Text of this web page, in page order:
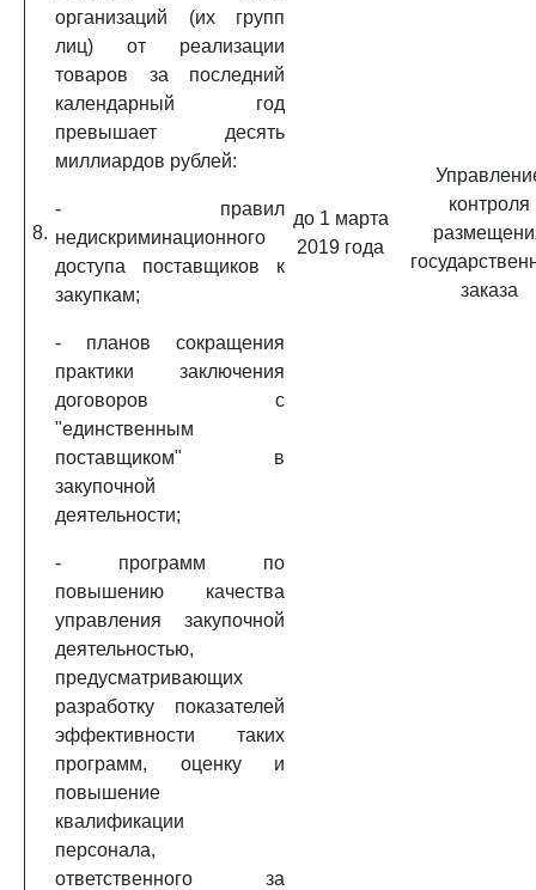
8.
организаций (их групп
лиц) от реализации
товаров за последний
календарный год
превышает десять
миллиардов рублей:
- правил
недискриминационного
доступа поставщиков к
закупкам;
- планов сокращения
практики заключения
договоров с
"единственным
поставщиком" в
закупочной
деятельности;
- программ по
повышению качества
управления закупочной
деятельностью,
предусматривающих
разработку показателей
эффективности таких
программ, оценку и
повышение
квалификации
персонала,
ответственного за
до 1 марта
2019 года
контроля
заказа